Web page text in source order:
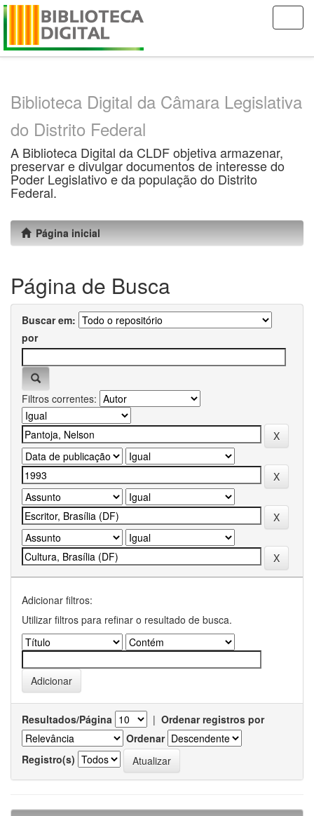
Skip
Biblioteca Digital da Câmara Legislativa
do Distrito Federal
A Biblioteca Digital da CLDF objetiva armazenar,
preservar e divulgar documentos de interesse do
Poder Legislativo e da população do Distrito
Federal.
Página inicial
Página de Busca
Buscar em:
por
Filtros correntes:
Adicionar filtros:
Utilizar filtros para refinar o resultado de busca.
Resultados/Página | Ordenar registros por
Ordenar
Registro(s)